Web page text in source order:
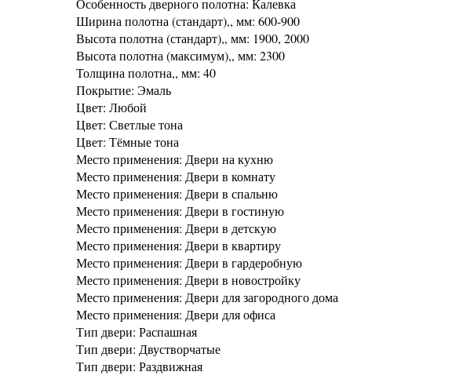
Особенность дверного полотна: Калевка
Ширина полотна (стандарт),, мм: 600-900
Высота полотна (стандарт),, мм: 1900, 2000
Высота полотна (максимум),, мм: 2300
Толщина полотна,, мм: 40
Покрытие: Эмаль
Цвет: Любой
Цвет: Светлые тона
Цвет: Тёмные тона
Место применения: Двери на кухню
Место применения: Двери в комнату
Место применения: Двери в спальню
Место применения: Двери в гостиную
Место применения: Двери в детскую
Место применения: Двери в квартиру
Место применения: Двери в гардеробную
Место применения: Двери в новостройку
Место применения: Двери для загородного дома
Место применения: Двери для офиса
Тип двери: Распашная
Тип двери: Двустворчатые
Тип двери: Раздвижная